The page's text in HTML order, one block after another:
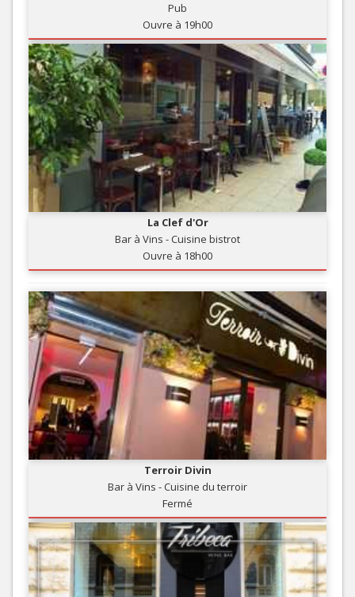
Pub
Ouvre à 19h00
La Clef d'Or
Bar à Vins - Cuisine bistrot
Ouvre à 18h00
Terroir Divin
Bar à Vins - Cuisine du terroir
Fermé